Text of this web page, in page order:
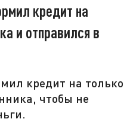
кредит на
и отправился в
кредит на только
чтобы не